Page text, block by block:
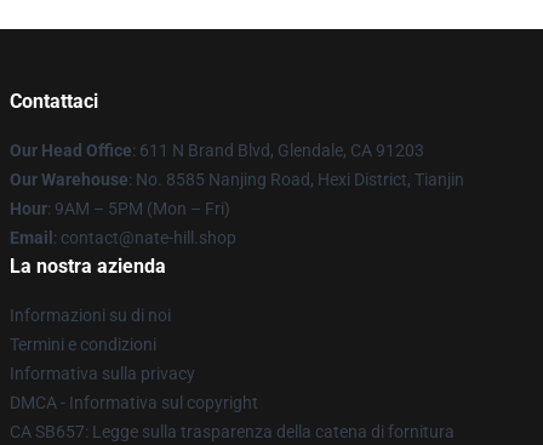
Contattaci
Our Head Office: 611 N Brand Blvd, Glendale, CA 91203
Our Warehouse: No. 8585 Nanjing Road, Hexi District, Tianjin
Hour: 9AM – 5PM (Mon – Fri)
Email : contact@nate-hill.shop
La nostra azienda
Informazioni su di noi
Termini e condizioni
Informativa sulla privacy
DMCA - Informativa sul copyright
CA SB657: Legge sulla trasparenza della catena di fornitura